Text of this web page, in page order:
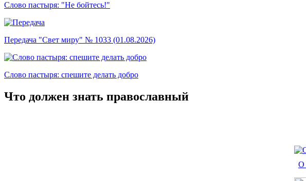
Слово пастыря: "Не бойтесь!"
Передача "Свет миру" № 1033 (01.08.2026)
Слово пастыря: спешите делать добро
Что должен знать православный
О